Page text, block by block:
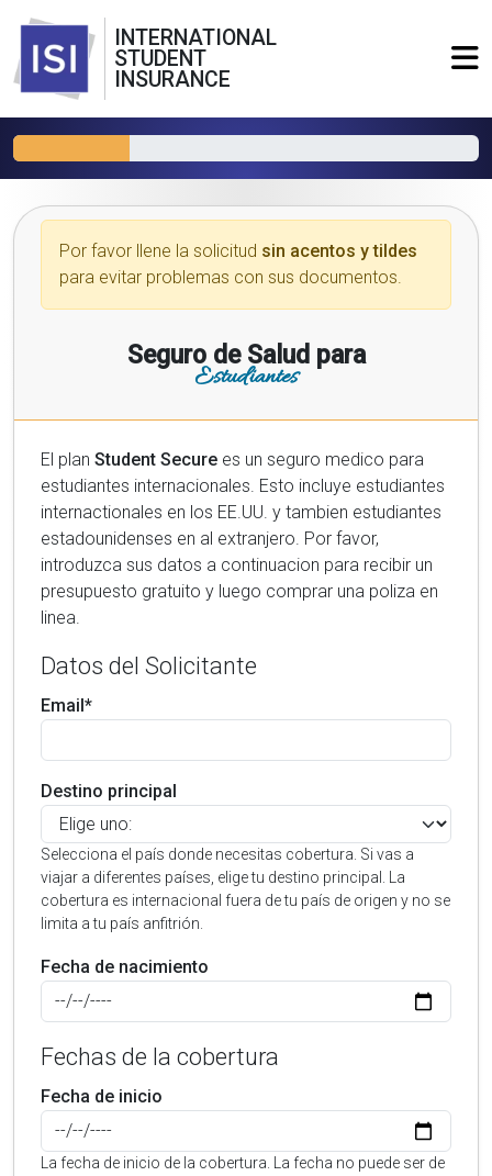
INTERNATIONAL
STUDENT
INSURANCE
Por favor llene la solicitud sin acentos y tildes
para evitar problemas con sus documentos.
Seguro de Salud para
Estudiantes
El plan Student Secure es un seguro medico para
estudiantes internacionales. Esto incluye estudiantes
internactionales en los EE.UU. y tambien estudiantes
estadounidenses en al extranjero. Por favor,
introduzca sus datos a continuacion para recibir un
presupuesto gratuito y luego comprar una poliza en
linea.
Datos del Solicitante
Email*
Destino principal
Selecciona el país donde necesitas cobertura. Si vas a
viajar a diferentes países, elige tu destino principal. La
cobertura es internacional fuera de tu país de origen y no se
limita a tu país anfitrión.
Fecha de nacimiento
Fechas de la cobertura
Fecha de inicio
La fecha de inicio de la cobertura. La fecha no puede ser de